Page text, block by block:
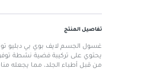
تفاصيل المنتج
من قبل أطباء الجلد، مما يجعله